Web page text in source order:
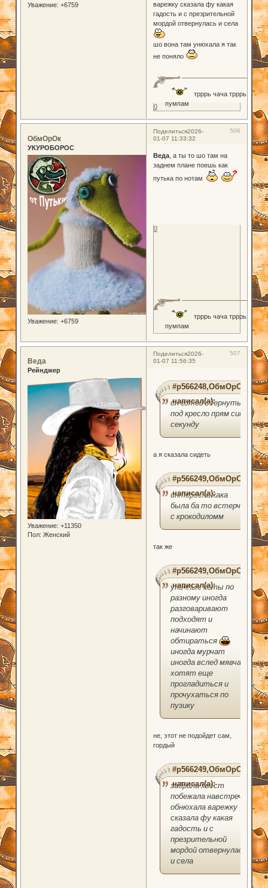
Уважение: +6759
варежку сказала фу какая
гадость и с презрительной
мордой отвернулась и села
шо вона там унюхала я так
не поняло
трррь чача трррь
пумпам
0
Поделиться 506
2026-
01-07 11:33:32
ОбмОрОк
УКУРОБОРОС
Уважение: +6759
Веда, а ты то шо там на
заднем плане поешь как
путька по нотам
трррь чача трррь
пумпам
0
Поделиться 507
2026-
01-07 11:56:35
Веда
Рейнджер
Уважение: +11350
Пол: Женский
#p566248,ОбмОрОк
написал(а):
он готов сдернуть
под кресло прям сию
секунду
а я сказала сидеть
#p566249,ОбмОрОк
написал(а):
интересно кака
была ба то встерча
с крокодиломм
так же
#p566249,ОбмОрОк
написал(а):
уличные коты по
разному иногда
разговаривают
подходят и
начинают
обтираться
иногда мурчат
иногда вслед мявчат
хотят еще
прогладиться и
прочухаться по
пузику
не, этот не подойдет сам,
гордый
#p566249,ОбмОрОк
написал(а):
задрала хвост
побежала навстречу
обнюхала варежку
сказала фу какая
гадость и с
презрительной
мордой отвернулась
и села